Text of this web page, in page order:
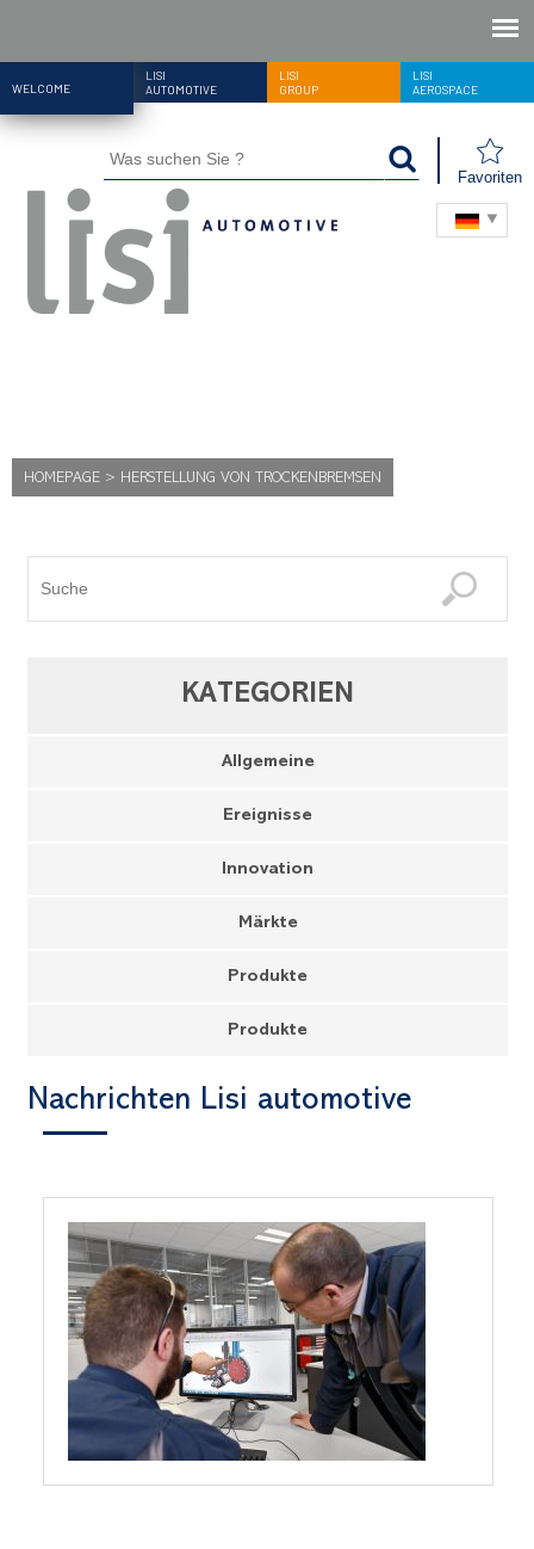
WELCOME
LISI
AUTOMOTIVE
LISI
GROUP
LISI
AEROSPACE
Favoriten
HOMEPAGE > HERSTELLUNG VON TROCKENBREMSEN
KATEGORIEN
Allgemeine
Ereignisse
Innovation
Märkte
Produkte
Produkte
Nachrichten Lisi automotive